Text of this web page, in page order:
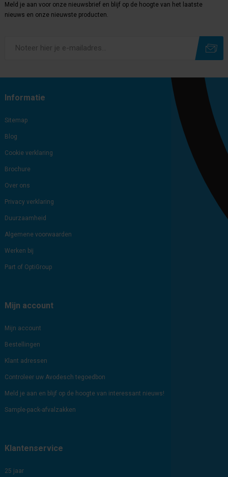
Meld je aan voor onze nieuwsbrief en blijf op de hoogte van het laatste
nieuws en onze nieuwste producten.
Informatie
Sitemap
Blog
Cookie verklaring
Brochure
Over ons
Privacy verklaring
Duurzaamheid
Algemene voorwaarden
Werken bij
Part of OptiGroup
Mijn account
Mijn account
Bestellingen
Klant adressen
Controleer uw Avodesch tegoedbon
Meld je aan en blijf op de hoogte van interessant nieuws!
Sample-pack-afvalzakken
Klantenservice
25 jaar